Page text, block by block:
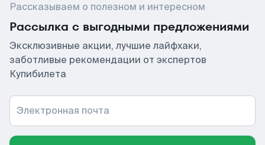
Рассказываем о полезном и интересном
Рассылка с выгодными предложениями
Эксклюзивные акции, лучшие лайфхаки,
заботливые рекомендации от экспертов
Купибилета
Электронная почта